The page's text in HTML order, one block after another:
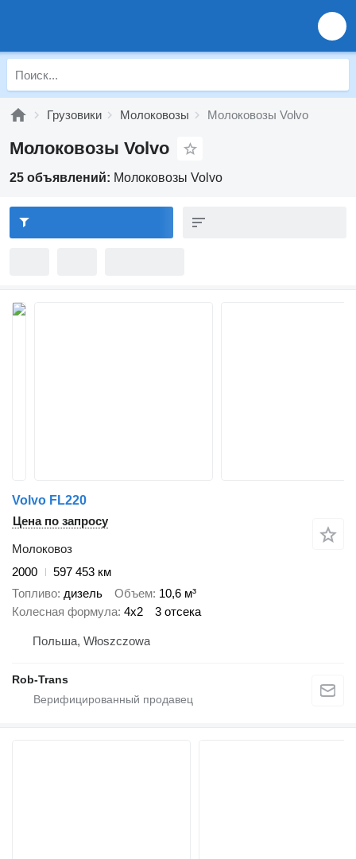
Грузовики Молоковозы Молоковозы Volvo
Молоковозы Volvo
25 объявлений: Молоковозы Volvo
Volvo FL220
Цена по запросу
Молоковоз
2000
597 453 км
Топливо дизель Объем 10,6 м³
Колесная формула 4x2 3 отсека
Польша, Włoszczowa
Rob-Trans